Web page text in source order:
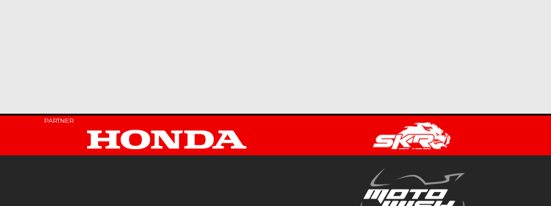
PARTNER